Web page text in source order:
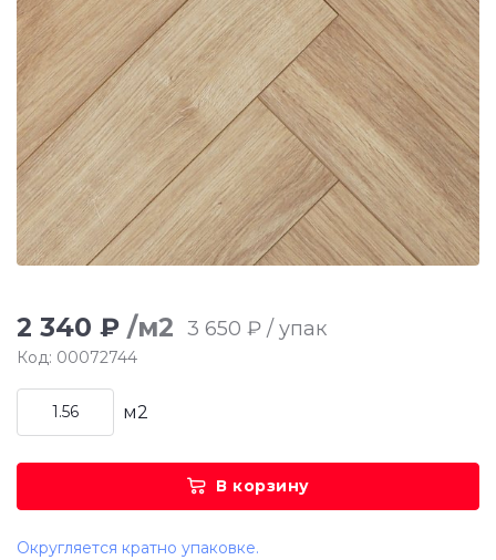
2 340 ₽ /м2 3 650 ₽ / упак
Код: 00072744
м2
В корзину
Округляется кратно упаковке.